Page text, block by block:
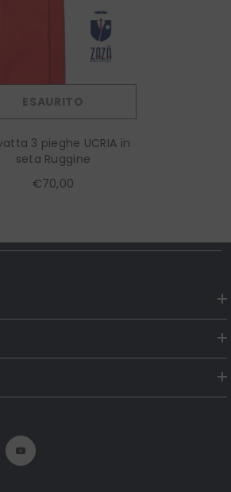
ESAURITO
3 pieghe UCRIA in
seta Ruggine
€70,00